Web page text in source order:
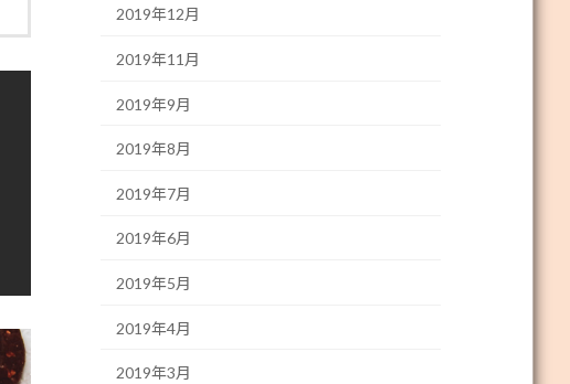
2019年12月
2019年11月
2019年9月
2019年8月
2019年7月
2019年6月
2019年5月
2019年4月
2019年3月